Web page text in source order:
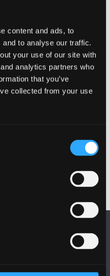
content and ads, to
to analyse our traffic.
your use of our site with
analytics partners who
that you’ve
collected from your use
i'w cefnogi gyda
ar eu gallu i wneud eu
yn rhoi'r
i fynd â'r mater yn
Galwedigethol
staff at Iechyd
Galwedigaethol